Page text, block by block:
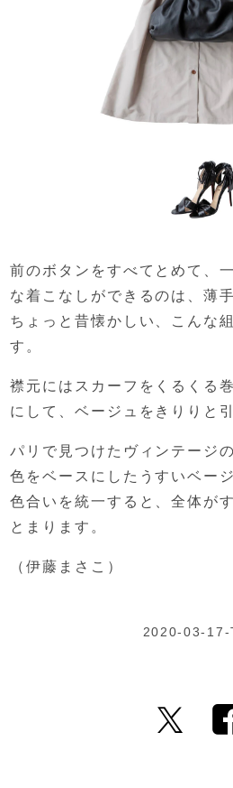
前のボタンをすべてとめて、
な着こなしができるのは、薄
ちょっと昔懐かしい、 こんな
す。
襟元にはスカーフをくるくる巻
にして、 ベージュをきりりと
パリで見つけたヴィンテージ
色をベースにしたうすいベー
色合いを統一すると、全体が
とまります。
（伊藤まさこ）
2020-03-17-